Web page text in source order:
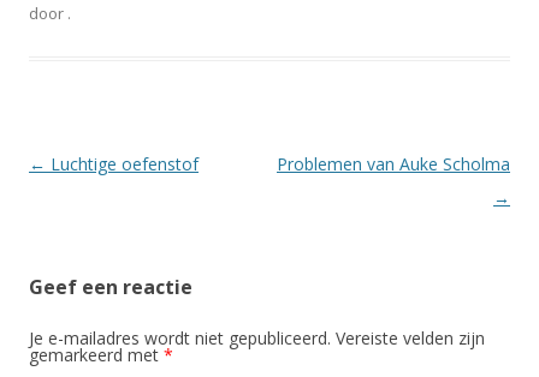
door .
Berichtnavigatie
← Luchtige oefenstof
Problemen van Auke Scholma
→
Geef een reactie
Je e-mailadres wordt niet gepubliceerd. Vereiste velden zijn
gemarkeerd met *